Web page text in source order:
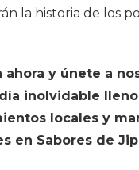
la historia de los
ahora y únete a
inolvidable
locales y
en Sabores de